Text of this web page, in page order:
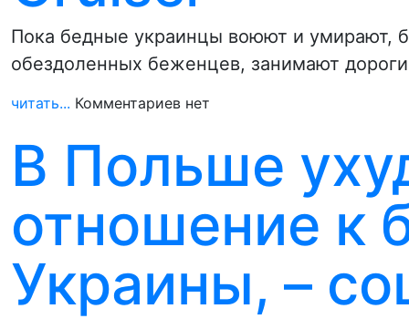
Пока бедные украинцы воюют и умирают,
обездоленных беженцев, занимают
читать... Комментариев нет
В Польше
отношение к
Украины, –